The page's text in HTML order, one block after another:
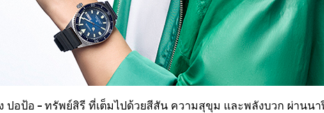
ปอป้อ – ทรัพย์สิรี ที่เต็มไปด้วยสีสัน ความสุขุม และพลังบวก ผ่านน